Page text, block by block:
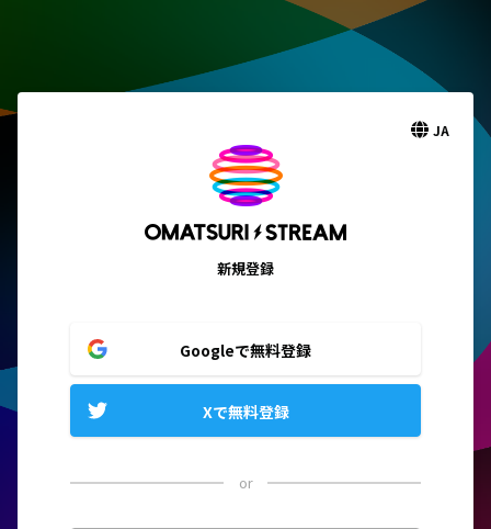
JA
新規登録
Googleで無料登録
Xで無料登録
or